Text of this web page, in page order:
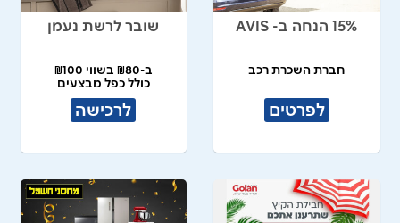
15% הנחה ב- AVIS
חברת השכרת רכב
לפרטים
שובר לרשת נעמן
ב-₪80 בשווי ₪100
כולל כפל מבצעים
לרכישה